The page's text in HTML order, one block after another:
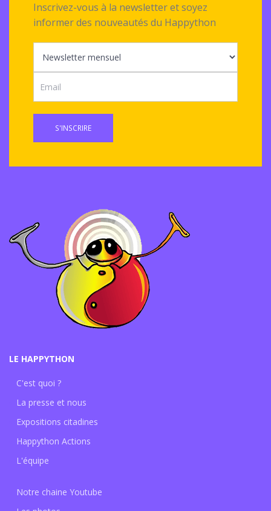
Inscrivez-vous à la newsletter et soyez
informer des nouveautés du Happython
S'INSCRIRE
LE HAPPYTHON
C'est quoi ?
La presse et nous
Expositions citadines
Happython Actions
L'équipe
Notre chaine Youtube